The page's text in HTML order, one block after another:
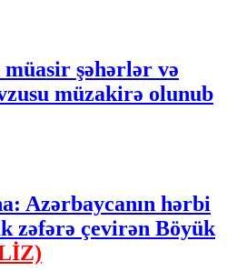
müasir şəhərlər və
müzakirə olunub
Azərbaycanın hərbi
zəfərə çevirən Böyük